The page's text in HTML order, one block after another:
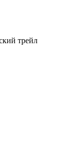
трейл